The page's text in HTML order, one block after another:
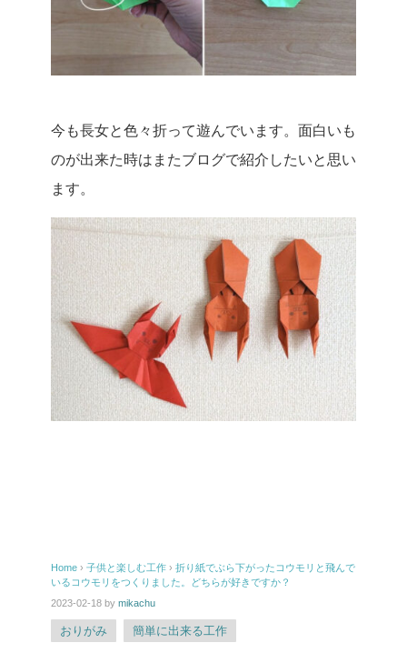
今も長女と色々折って遊んでいます。面白いも
のが出来た時はまたブログで紹介したいと思い
ます。
e
st
Home › 子供と楽しむ工作 › 折り紙でぶら下がったコウモリと飛んで
いるコウモリをつくりました。どちらが好きですか？
2023-02-18 by mikachu
おりがみ 簡単に出来る工作